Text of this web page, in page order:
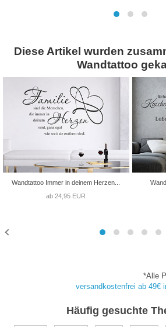
Diese Artikel wurden
Wandtattoo
Wandtattoo Immer in deinem Herzen...
ab 24,95 EUR
*Alle
versandkostenfrei ab 49€
Häufig gesuchte